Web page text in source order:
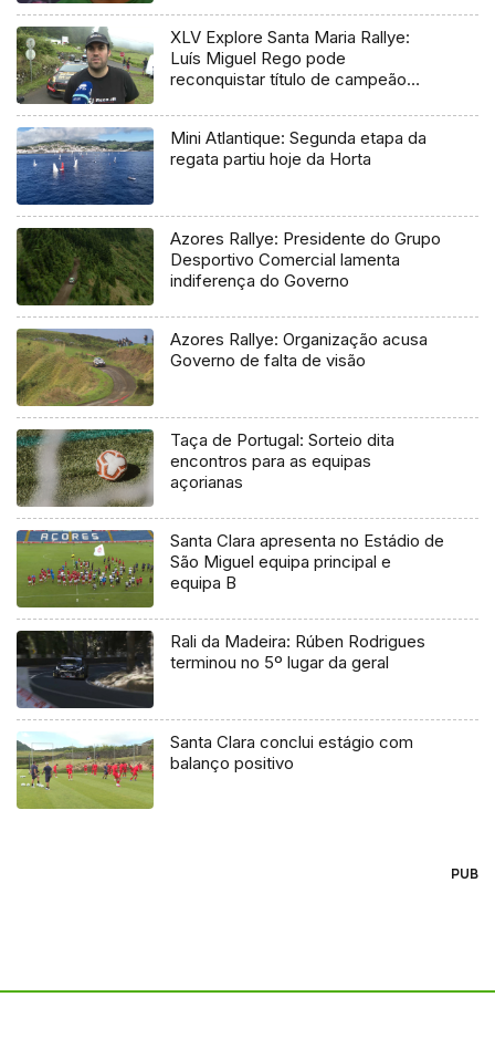
XLV Explore Santa Maria Rallye:
Luís Miguel Rego pode
reconquistar título de campeão
Mini Atlantique: Segunda etapa da
regata partiu hoje da Horta
Azores Rallye: Presidente do Grupo
Desportivo Comercial lamenta
indiferença do Governo
Azores Rallye: Organização acusa
Governo de falta de visão
Taça de Portugal: Sorteio dita
encontros para as equipas
açorianas
Santa Clara apresenta no Estádio de
São Miguel equipa principal e
equipa B
Rali da Madeira: Rúben Rodrigues
terminou no 5º lugar da geral
Santa Clara conclui estágio com
balanço positivo
PUB